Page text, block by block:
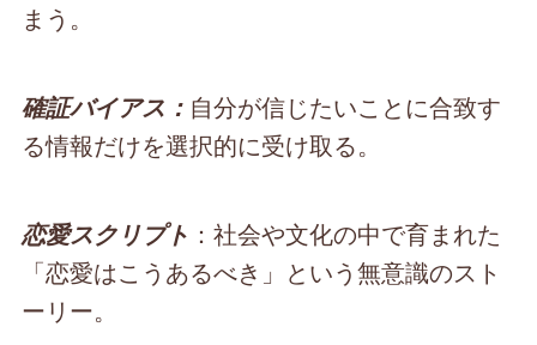
まう。
確証バイアス： 自分が信じたいことに合致す
る情報だけを選択的に受け取る。
恋愛スクリプト ：社会や文化の中で育まれた
「恋愛はこうあるべき」という無意識のスト
ーリー。